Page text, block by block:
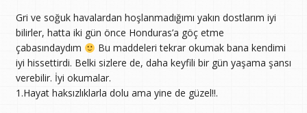
Gri ve soğuk havalardan hoşlanmadığımı yakın dostlarım iyi
bilirler, hatta iki gün önce Honduras’a göç etme
çabasındaydım
Bu maddeleri tekrar okumak bana kendimi
iyi hissettirdi. Belki sizlere de, daha keyfili bir gün yaşama şansı
verebilir. İyi okumalar.
1.Hayat haksızlıklarla dolu ama yine de güzel!!.